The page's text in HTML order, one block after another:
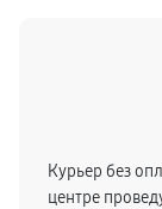
Курьер без
центре